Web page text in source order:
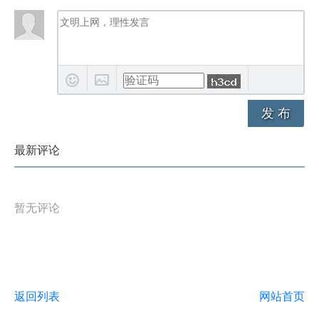
发 布
最新评论
暂无评论
返回列表 网站首页